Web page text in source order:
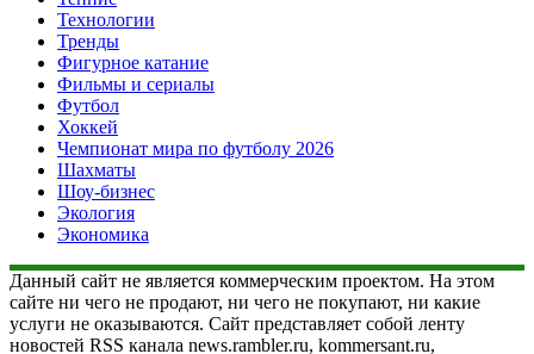
Технологии
Тренды
Фигурное катание
Фильмы и сериалы
Футбол
Хоккей
Чемпионат мира по футболу 2026
Шахматы
Шоу-бизнес
Экология
Экономика
Данный сайт не является коммерческим проектом. На этом
сайте ни чего не продают, ни чего не покупают, ни какие
услуги не оказываются. Сайт представляет собой ленту
новостей RSS канала news.rambler.ru, kommersant.ru,